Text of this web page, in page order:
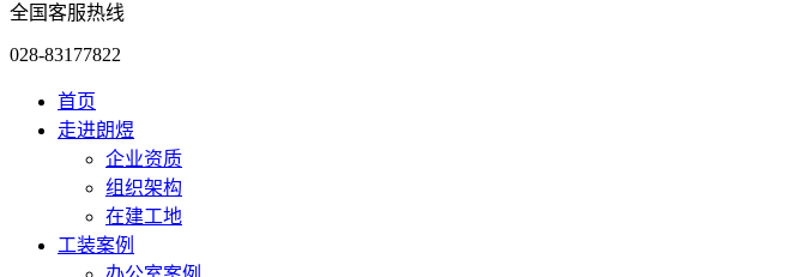
全国客服热线
028-83177822
首页
走进朗煜
企业资质
组织架构
在建工地
工装案例